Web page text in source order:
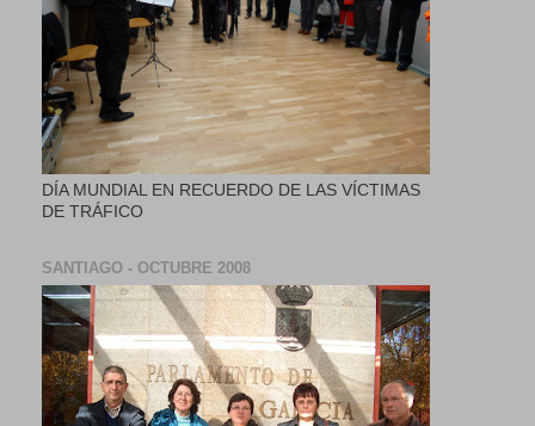
DÍA MUNDIAL EN RECUERDO DE LAS VÍCTIMAS
DE TRÁFICO
SANTIAGO - OCTUBRE 2008